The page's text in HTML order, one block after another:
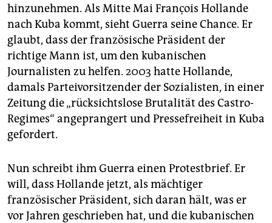
hinzunehmen. Als Mitte Mai François Hollande
nach Kuba kommt, sieht Guerra seine Chance. Er
glaubt, dass der französische Präsident der
richtige Mann ist, um den kubanischen
Journalisten zu helfen. 2003 hatte Hollande,
damals Parteivorsitzender der Sozialisten, in einer
Zeitung die „rücksichtslose Brutalität des Castro-
Regimes“ angeprangert und Pressefreiheit in Kuba
gefordert.
Nun schreibt ihm Guerra einen Protestbrief. Er
will, dass Hollande jetzt, als mächtiger
französischer Präsident, sich daran hält, was er
vor Jahren geschrieben hat, und die kubanischen